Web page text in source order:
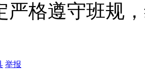
严格遵守班规
举报